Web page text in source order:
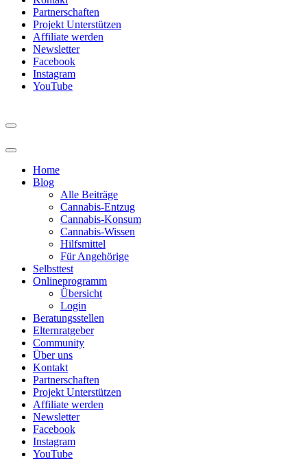
Partnerschaften
Projekt Unterstützen
Affiliate werden
Newsletter
Facebook
Instagram
YouTube
Home
Blog
Alle Beiträge
Cannabis-Entzug
Cannabis-Konsum
Cannabis-Wissen
Hilfsmittel
Für Angehörige
Selbsttest
Onlineprogramm
Übersicht
Login
Beratungsstellen
Elternratgeber
Community
Über uns
Kontakt
Partnerschaften
Projekt Unterstützen
Affiliate werden
Newsletter
Facebook
Instagram
YouTube